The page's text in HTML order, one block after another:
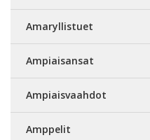
Amaryllistuet
Ampiaisansat
Ampiaisvaahdot
Amppelit